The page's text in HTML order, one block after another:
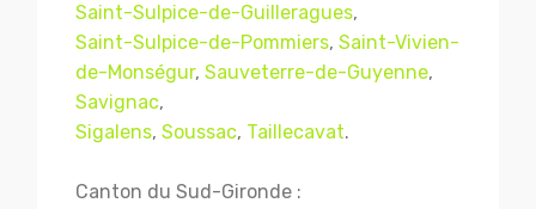
Saint-Sulpice-de-Guilleragues,
Saint-Sulpice-de-Pommiers, Saint-Vivien-
de-Monségur, Sauveterre-de-Guyenne,
Savignac,
Sigalens, Soussac, Taillecavat.
Canton du Sud-Gironde :